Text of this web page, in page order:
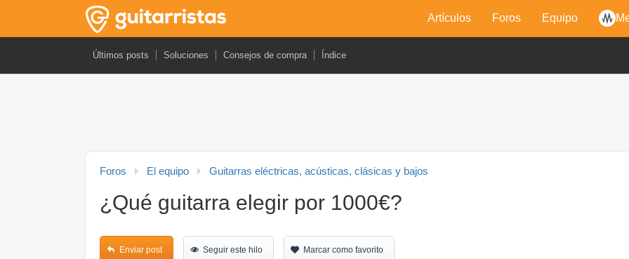
Artículos Foros Equipo
Últimos posts Soluciones Consejos de compra Índice
Foros El equipo Guitarras eléctricas, acústicas, clásicas y bajos
¿Qué guitarra elegir por 1000€?
Enviar post Seguir este hilo Marcar como favorito